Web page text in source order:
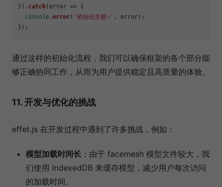
}). catch( error => {
console .error( '初始化失败:' , error);
通过这样的初始化流程，我们可以确保框架的各个部分能
够正确协同工作，从而为用户提供稳定且高质量的体验。
11. 开发与优化的挑战
effet.js 在开发过程中遇到了许多挑战，例如：
模型加载时间长 ：由于 facemesh 模型文件较大，我
们使用 IndexedDB 来缓存模型，减少用户每次访问
的加载时间。